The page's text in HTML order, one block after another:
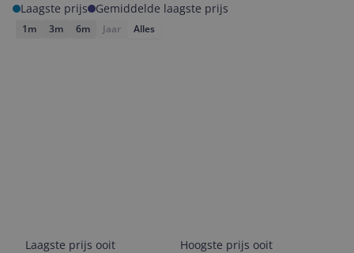
Laagste prijs
Gemiddelde laagste prijs
1m 3m 6m Jaar Alles
Laagste prijs ooit
Hoogste prijs ooit